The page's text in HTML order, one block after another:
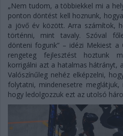
„Nem tudom, a többiekkel mi a
ponton döntést kell hoznunk,
a jövő év között. Arra számítok,
történni, mint tavaly. Szóval
dönteni fogunk” – idézi Mekiest a
rengeteg fejlesztést hoztunk
korrigálni azt a hatalmas hátrányt,
Valószínűleg nehéz elképzelni,
folytatni, mindenesetre
hogy ledolgozzuk ezt az utolsó